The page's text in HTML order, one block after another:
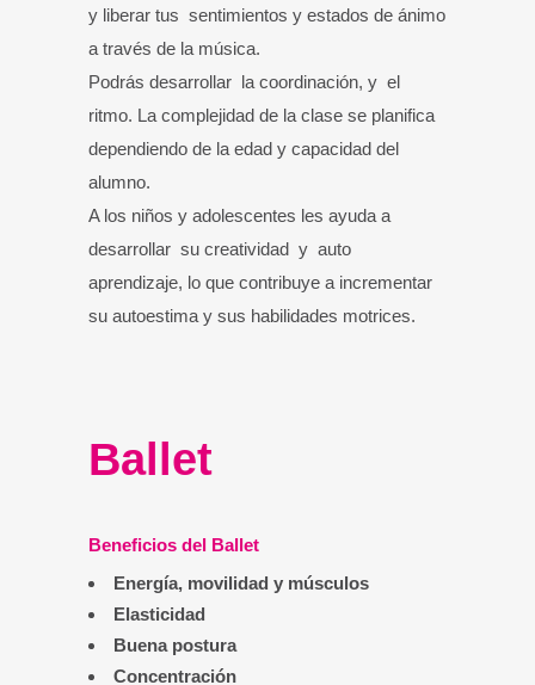
y liberar tus sentimientos y estados de ánimo
a través de la música.
Podrás desarrollar la coordinación, y el
ritmo. La complejidad de la clase se planifica
dependiendo de la edad y capacidad del
alumno.
A los niños y adolescentes les ayuda a
desarrollar su creatividad y auto
aprendizaje, lo que contribuye a incrementar
su autoestima y sus habilidades motrices.
Ballet
Beneficios del Ballet
Energía, movilidad y músculos
Elasticidad
Buena postura
Concentración